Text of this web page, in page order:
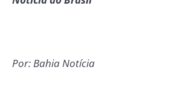
Por: Bahia Notícia